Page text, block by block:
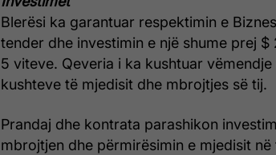
Blerësi ka garantuar respektimin e
tender dhe investimin e një shume prej
5 viteve. Qeveria i ka kushtuar
kushteve të mjedisit dhe mbrojtjes së tij.
Prandaj dhe kontrata parashikon
mbrojtjen dhe përmirësimin e mjedisit